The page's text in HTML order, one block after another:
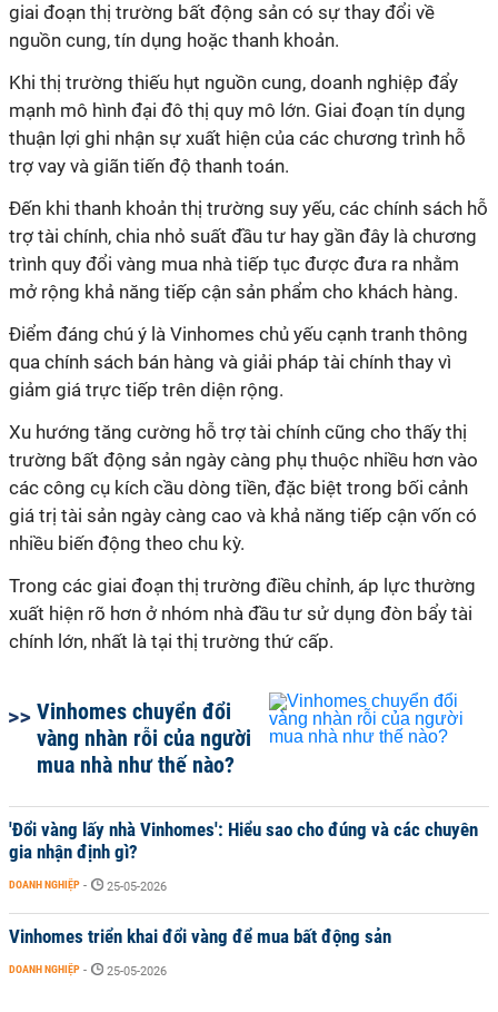
giai đoạn thị trường bất động sản có sự thay đổi về
nguồn cung, tín dụng hoặc thanh khoản.
Khi thị trường thiếu hụt nguồn cung, doanh nghiệp đẩy
mạnh mô hình đại đô thị quy mô lớn. Giai đoạn tín dụng
thuận lợi ghi nhận sự xuất hiện của các chương trình hỗ
trợ vay và giãn tiến độ thanh toán.
Đến khi thanh khoản thị trường suy yếu, các chính sách hỗ
trợ tài chính, chia nhỏ suất đầu tư hay gần đây là chương
trình quy đổi vàng mua nhà tiếp tục được đưa ra nhằm
mở rộng khả năng tiếp cận sản phẩm cho khách hàng.
Điểm đáng chú ý là Vinhomes chủ yếu cạnh tranh thông
qua chính sách bán hàng và giải pháp tài chính thay vì
giảm giá trực tiếp trên diện rộng.
Xu hướng tăng cường hỗ trợ tài chính cũng cho thấy thị
trường bất động sản ngày càng phụ thuộc nhiều hơn vào
các công cụ kích cầu dòng tiền, đặc biệt trong bối cảnh
giá trị tài sản ngày càng cao và khả năng tiếp cận vốn có
nhiều biến động theo chu kỳ.
Trong các giai đoạn thị trường điều chỉnh, áp lực thường
xuất hiện rõ hơn ở nhóm nhà đầu tư sử dụng đòn bẩy tài
chính lớn, nhất là tại thị trường thứ cấp.
Vinhomes chuyển đổi
vàng nhàn rỗi của người
mua nhà như thế nào?
'Đổi vàng lấy nhà Vinhomes': Hiểu sao cho đúng và các chuyên
gia nhận định gì?
DOANH NGHIỆP - 25-05-2026
Vinhomes triển khai đổi vàng để mua bất động sản
DOANH NGHIỆP - 25-05-2026